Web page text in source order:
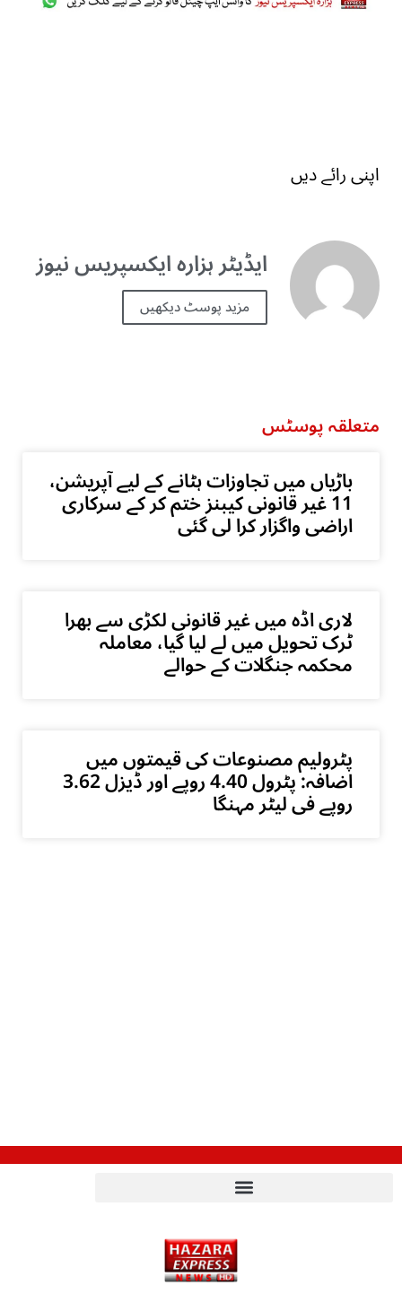
اپنی رائے دیں
ایڈیٹر ہزارہ ایکسپریس نیوز
مزید پوسٹ دیکھیں
متعلقہ پوسٹس
باڑیاں میں تجاوزات ہٹانے کے لیے آپریشن،
11 غیر قانونی کیبنز ختم کر کے سرکاری
اراضی واگزار کرا لی گئی
لاری اڈہ میں غیر قانونی لکڑی سے بھرا
ٹرک تحویل میں لے لیا گیا، معاملہ
محکمہ جنگلات کے حوالے
پٹرولیم مصنوعات کی قیمتوں میں
اضافہ: پٹرول 4.40 روپے اور ڈیزل 3.62
روپے فی لیٹر مہنگا